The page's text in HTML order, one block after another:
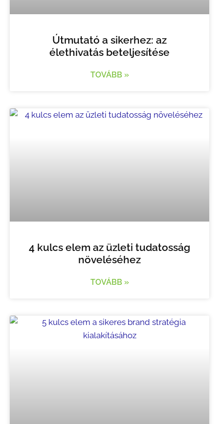
Útmutató a sikerhez: az
élethivatás beteljesítése
TOVÁBB »
4 kulcs elem az üzleti tudatosság
növeléséhez
TOVÁBB »